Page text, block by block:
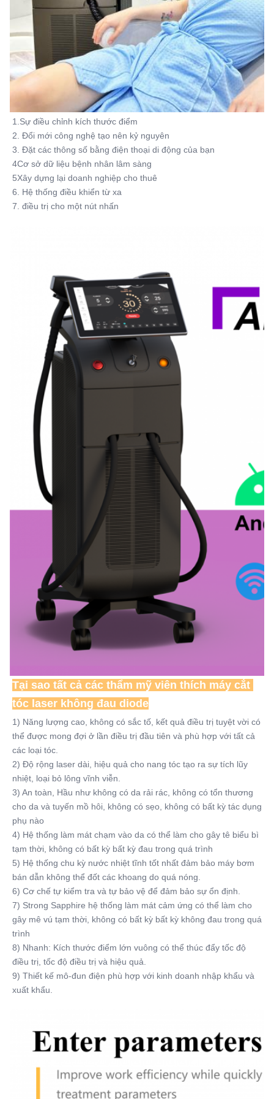
Warranty:
2 năm
Name:
Hệ thống tẩy lông bằng laser 755nm 808nm 1064nm 3
sóng titan
Spot Size:
12*20mm 15*27mm 12*35mm 14*14mm
Laser Wavelength:
Tùy chọn 808nm-810nm/808+755+1064nm
Laser Bars:
Tùy chọn 6-16 thanh laser
Languages Option:
Tiếng Anh, tiếng Tây Ban Nha, tiếng Bồ Đào Nha, tiếng
Thổ Nhĩ Kỳ...
Screen:
220V, 50Hz hoặc 110V, 60Hz
có thể được thêm vào logo của khách hàng
Customized Service:
Máy loại bỏ lông bằng laser diode
1.Sự điều chỉnh kích thước điểm
2. Đổi mới công nghệ tạo nên kỷ nguyên
3. Đặt các thông số bằng điện thoại di động của bạn
4Cơ sở dữ liệu bệnh nhân lâm sàng
5Xây dựng lại doanh nghiệp cho thuê
6. Hệ thống điều khiển từ xa
7. điều trị cho một nút nhấn
Tại sao tất cả các thẩm mỹ viên thích máy cắt
tóc laser không đau diode
1) Năng lượng cao, không có sắc tố, kết quả điều trị tuyệt vời có
thể được mong đợi ở lần điều trị đầu tiên và phù hợp với tất cả
các loại tóc.
2) Độ rộng laser dài, hiệu quả cho nang tóc tạo ra sự tích lũy
nhiệt, loại bỏ lông vĩnh viễn.
3) An toàn, Hầu như không có da rải rác, không có tổn thương
cho da và tuyến mồ hôi, không có sẹo, không có bất kỳ tác dụng
phụ nào
4) Hệ thống làm mát chạm vào da có thể làm cho gây tê biểu bì
tạm thời, không có bất kỳ bất kỳ đau trong quá trình
5) Hệ thống chu kỳ nước nhiệt tĩnh tốt nhất đảm bảo máy bơm
bán dẫn không thể đốt các khoang do quá nóng.
6) Cơ chế tự kiểm tra và tự bảo vệ để đảm bảo sự ổn định.
7) Strong Sapphire hệ thống làm mát cảm ứng có thể làm cho
gây mê vú tạm thời, không có bất kỳ bất kỳ không đau trong quá
trình
8) Nhanh: Kích thước điểm lớn vuông có thể thúc đẩy tốc độ
điều trị, tốc độ điều trị và hiệu quả.
9) Thiết kế mô-đun điện phù hợp với kinh doanh nhập khẩu và
xuất khẩu.